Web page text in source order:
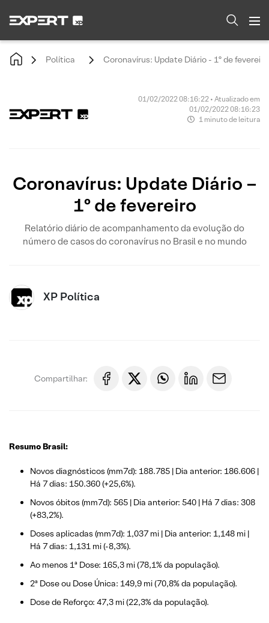
Política Coronavírus: Update Diário - 1º de fevereiro
01/02/2022 08:16:22 • Atualizado em
01/02/2022 08:16:23
1 minuto de leitura
Coronavírus: Update Diário –
1º de fevereiro
Relatório diário de acompanhamento da evolução do
número de casos do coronavírus no Brasil e no mundo
XP Política
Compartilhar:
Resumo Brasil:
Novos diagnósticos (mm7d): 188.785 | Dia anterior: 186.606 |
Há 7 dias: 150.360 (+25,6%).
Novos óbitos (mm7d): 565 | Dia anterior: 540 | Há 7 dias: 308
(+83,2%).
Doses aplicadas (mm7d): 1,037 mi | Dia anterior: 1,148 mi |
Há 7 dias: 1,131 mi (-8,3%).
Ao menos 1ª Dose: 165,3 mi (78,1% da população).
2ª Dose ou Dose Única: 149,9 mi (70,8% da população).
Dose de Reforço: 47,3 mi (22,3% da população).